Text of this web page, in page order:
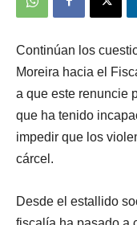
Continúan los
Moreira hacia el
a que este renuncie
que ha tenido
impedir que los
cárcel.
Desde el estallido